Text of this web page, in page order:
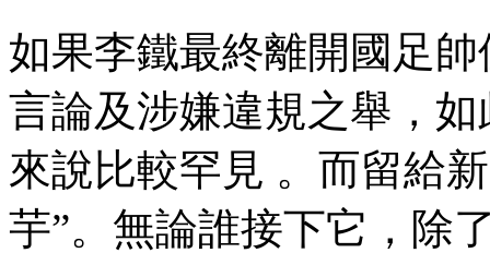
如果李鐵最終離開國足帥
言論及涉嫌違規之舉 
來說比較罕見 。而留
芋”。無論誰接下它 